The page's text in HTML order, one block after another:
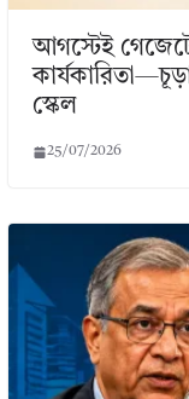
আগস্টেই
স্কেল
25/07/2026